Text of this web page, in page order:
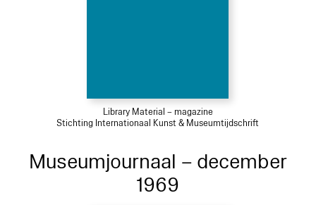
Library Material – magazine
Stichting Internationaal Kunst & Museumtijdschrift
Museumjournaal – december
1969